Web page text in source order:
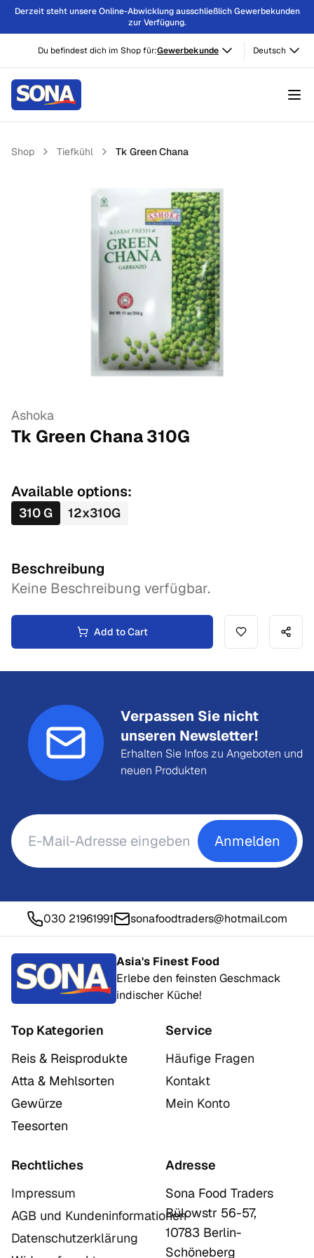
Derzeit steht unsere Online-Abwicklung ausschließlich Gewerbekunden
zur Verfügung.
Du befindest dich im Shop für:Gewerbekunde Deutsch
Shop Tiefkühl Tk Green Chana
Ashoka
Tk Green Chana310G
Available options:
310G 12x310G
Beschreibung
Keine Beschreibung verfügbar.
Add to Cart
Verpassen Sie nicht
unseren Newsletter!
Erhalten Sie Infos zu Angeboten und
neuen Produkten
Anmelden
030 21961991 sonafoodtraders@hotmail.com
Asia's Finest Food
Erlebe den feinsten Geschmack
indischer Küche!
Top Kategorien
Reis & Reisprodukte
Atta & Mehlsorten
Gewürze
Teesorten
Service
Häufige Fragen
Kontakt
Mein Konto
Rechtliches
Impressum
AGB und Kundeninformationen
Datenschutzerklärung
Adresse
Sona Food Traders
Bülowstr 56-57,
10783 Berlin-
Schöneberg